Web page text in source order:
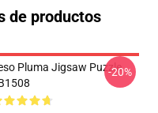
de productos
Pluma Jigsaw Puzzle-20%